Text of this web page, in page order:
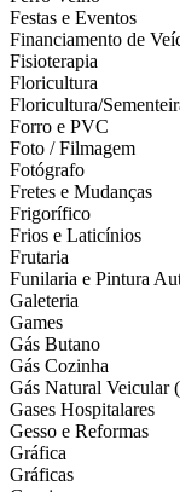
Festas e Eventos
Financiamento de
Fisioterapia
Floricultura
Floricultura/
Forro e PVC
Foto / Filmagem
Fotógrafo
Fretes e Mudanças
Frigorífico
Frios e Laticínios
Frutaria
Funilaria e Pintura
Galeteria
Games
Gás Butano
Gás Cozinha
Gás Natural Veicular
Gases Hospitalares
Gesso e Reformas
Gráfica
Gráficas